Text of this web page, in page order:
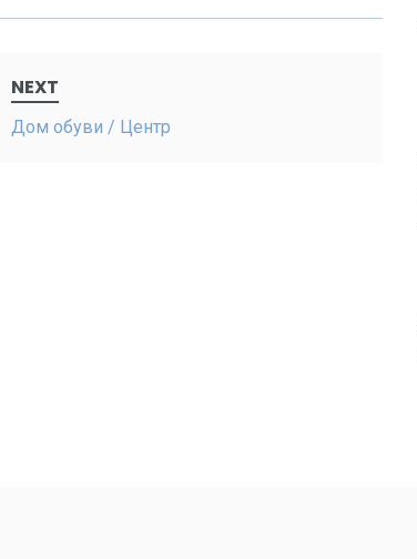
NEXT
Дом обуви / Центр